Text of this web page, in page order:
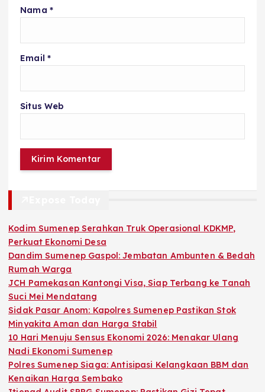
Nama *
Email *
Situs Web
Kodim Sumenep Serahkan Truk Operasional KDKMP,
Perkuat Ekonomi Desa
Dandim Sumenep Gaspol: Jembatan Ambunten & Bedah
Rumah Warga
JCH Pamekasan Kantongi Visa, Siap Terbang ke Tanah
Suci Mei Mendatang
Sidak Pasar Anom: Kapolres Sumenep Pastikan Stok
Minyakita Aman dan Harga Stabil
10 Hari Menuju Sensus Ekonomi 2026: Menakar Ulang
Nadi Ekonomi Sumenep
Polres Sumenep Siaga: Antisipasi Kelangkaan BBM dan
Kenaikan Harga Sembako